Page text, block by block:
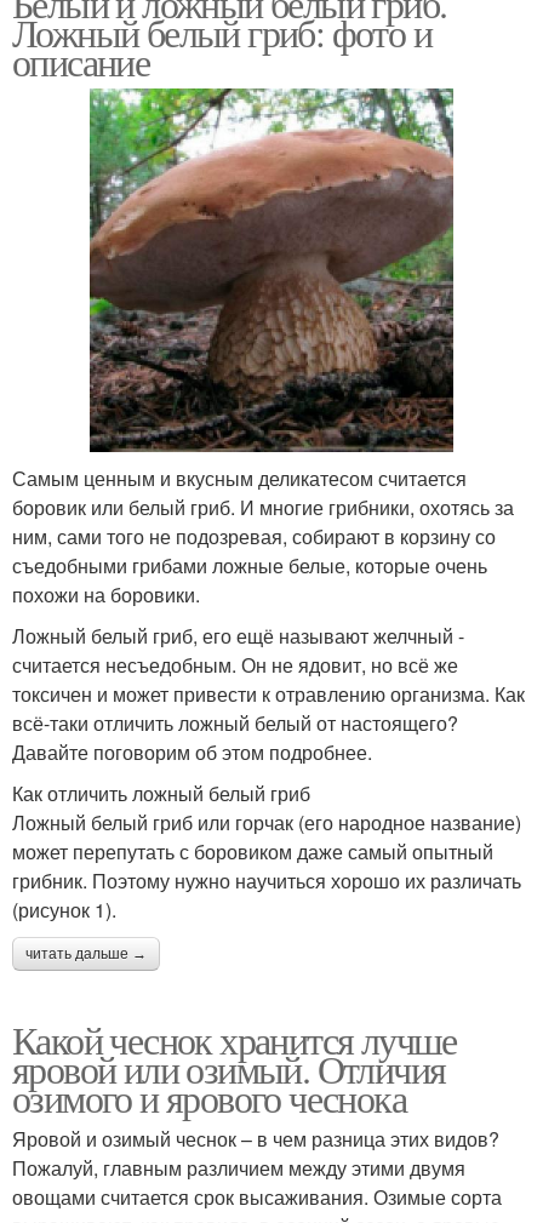
Ложный белый гриб: фото и
описание
Самым ценным и вкусным деликатесом считается
боровик или белый гриб. И многие грибники, охотясь за
ним, сами того не подозревая, собирают в корзину со
съедобными грибами ложные белые, которые очень
похожи на боровики.
Ложный белый гриб, его ещё называют желчный -
считается несъедобным. Он не ядовит, но всё же
токсичен и может привести к отравлению организма. Как
всё-таки отличить ложный белый от настоящего?
Давайте поговорим об этом подробнее.
Как отличить ложный белый гриб
Ложный белый гриб или горчак (его народное название)
может перепутать с боровиком даже самый опытный
грибник. Поэтому нужно научиться хорошо их различать
(рисунок 1).
читать дальше →
Какой чеснок хранится лучше
яровой или озимый. Отличия
озимого и ярового чеснока
Яровой и озимый чеснок – в чем разница этих видов?
Пожалуй, главным различием между этими двумя
овощами считается срок высаживания. Озимые сорта